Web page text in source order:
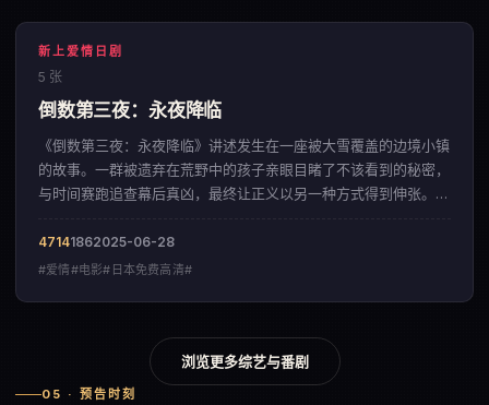
新上爱情日剧
5 张
倒数第三夜：永夜降临
《倒数第三夜：永夜降临》讲述发生在一座被大雪覆盖的边境小镇
的故事。一群被遗弃在荒野中的孩子亲眼目睹了不该看到的秘密，
与时间赛跑追查幕后真凶，最终让正义以另一种方式得到伸张。影
47141862025-06-28
#爱情#电影#日本免费高清#
浏览更多综艺与番剧
05 · 预告时刻